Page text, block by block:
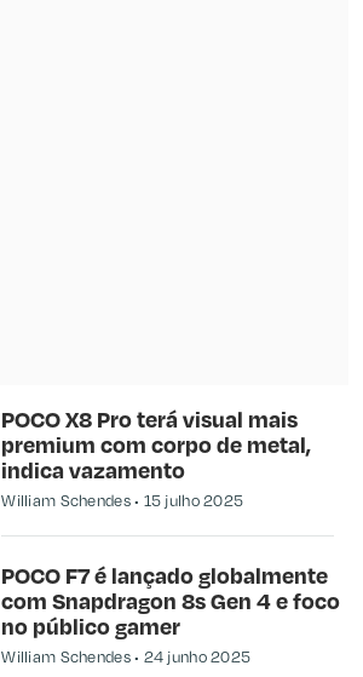
POCO X8 Pro terá visual mais
premium com corpo de metal,
indica vazamento
William Schendes 15 julho 2025
POCO F7 é lançado globalmente
com Snapdragon 8s Gen 4 e foco
no público gamer
William Schendes 24 junho 2025